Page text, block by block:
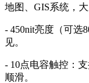
地图、GIS系统，
- 450nit亮度（可选
见。
- 10点电容触控：
顺滑。